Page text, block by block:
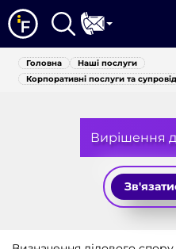
Головна
Наші послуги
Корпоративні послуги та
Вирішення